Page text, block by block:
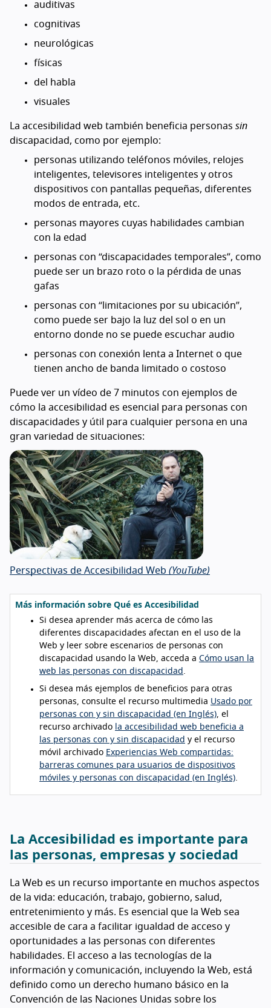
auditivas
cognitivas
neurológicas
físicas
del habla
visuales
La accesibilidad web también beneficia personas sin
discapacidad, como por ejemplo:
personas utilizando teléfonos móviles, relojes
inteligentes, televisores inteligentes y otros
dispositivos con pantallas pequeñas, diferentes
modos de entrada, etc.
personas mayores cuyas habilidades cambian
con la edad
personas con “discapacidades temporales”, como
puede ser un brazo roto o la pérdida de unas
gafas
personas con “limitaciones por su ubicación”,
como puede ser bajo la luz del sol o en un
entorno donde no se puede escuchar audio
personas con conexión lenta a Internet o que
tienen ancho de banda limitado o costoso
Puede ver un vídeo de 7 minutos con ejemplos de
cómo la accesibilidad es esencial para personas con
discapacidades y útil para cualquier persona en una
gran variedad de situaciones:
Perspectivas de Accesibilidad Web (YouTube)
Más información sobre Qué es Accesibilidad
Si desea aprender más acerca de cómo las
diferentes discapacidades afectan en el uso de la
Web y leer sobre escenarios de personas con
discapacidad usando la Web, acceda a Cómo usan la
web las personas con discapacidad
Si desea más ejemplos de beneficios para otras
personas, consulte el recurso multimedia Usado por
personas con y sin discapacidad (en Inglés) , el
recurso archivado la accesibilidad web beneficia a
las personas con y sin discapacidad y el recurso
móvil archivado Experiencias Web compartidas:
barreras comunes para usuarios de dispositivos
móviles y personas con discapacidad (en Inglés)
La Accesibilidad es importante para
las personas, empresas y sociedad
La Web es un recurso importante en muchos aspectos
de la vida: educación, trabajo, gobierno, salud,
entretenimiento y más. Es esencial que la Web sea
accesible de cara a facilitar igualdad de acceso y
oportunidades a las personas con diferentes
habilidades. El acceso a las tecnologías de la
información y comunicación, incluyendo la Web, está
definido como un derecho humano básico en la
Convención de las Naciones Unidas sobre los